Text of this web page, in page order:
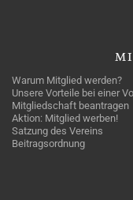
Warum Mitglied werden?
Unsere Vorteile bei einer
Mitgliedschaft beantragen
Aktion: Mitglied werben!
Satzung des Vereins
Beitragsordnung